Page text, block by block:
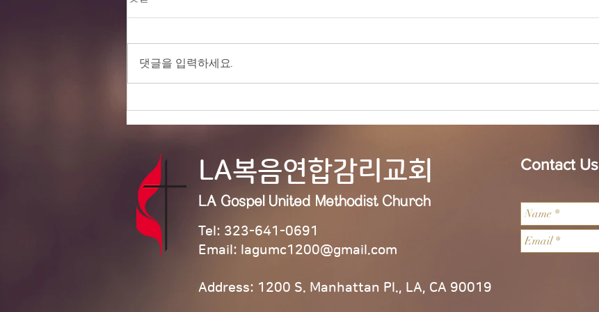
1.오늘 LA 복음연합감리교회 주일
시고, 질병 치료 중에 계신 분들을
다. 기도로 준비하며, 날짜를 적어
댓글을 입력하세요.
LA복음연합감리교회
LA Gospel United MethodistChurch
Tel: 323-641-0691
Email: lagumc1200@gmail.com
Address: 1200 S. Manhattan Pl., LA, CA 90019
Contact Us